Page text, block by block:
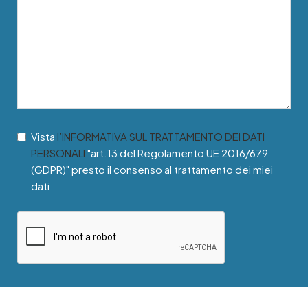
Vista l’INFORMATIVA SUL TRATTAMENTO DEI DATI
PERSONALI "art.13 del Regolamento UE 2016/679
(GDPR)" presto il consenso al trattamento dei miei
dati